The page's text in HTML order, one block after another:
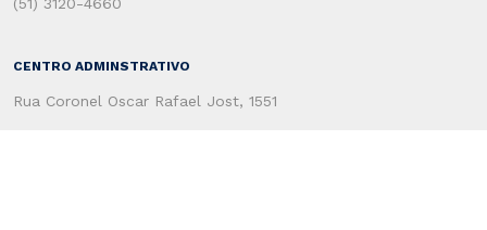
CENTRO ADMINSTRATIVO
Rua Coronel Oscar Rafael Jost, 1551